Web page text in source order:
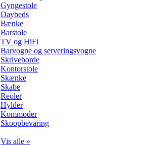
Gyngestole
Daybeds
Bænke
Barstole
TV og HiFi
Barvogne og serveringsvogne
Skriveborde
Kontorstole
Skænke
Skabe
Reoler
Hylder
Kommoder
Skoopbevaring
Vis alle »